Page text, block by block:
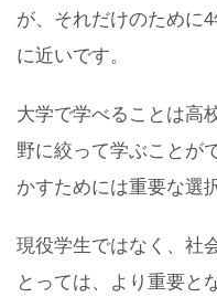
が、それだけのために
に近いです。
大学で学べることは高
野に絞って学ぶことが
かすためには重要な選
現役学生ではなく、社
とっては、より重要と